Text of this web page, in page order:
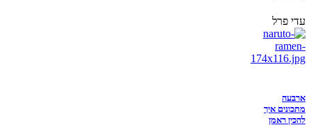
עדי פרל
ארבעה
מתכונים איך
להכין ראמן